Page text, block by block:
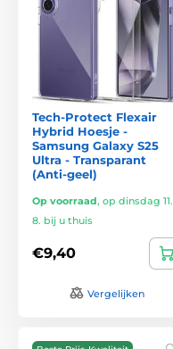
Tech-Protect Flexair
Hybrid Hoesje -
Samsung Galaxy S25
Ultra - Transparant
(Anti-geel)
Op voorraad, op dinsdag 11.
8. bij u thuis
€9,40
Vergelijken